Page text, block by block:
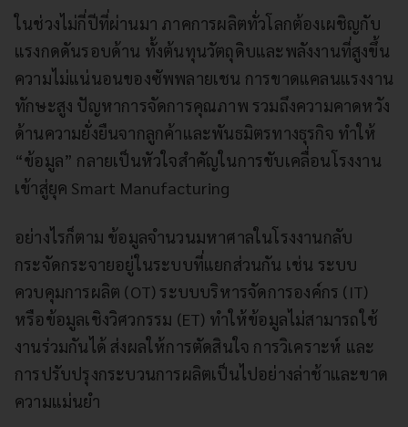
ในช่วงไม่กี่ปีที่ผ่านมา ภาคการผลิตทั่วโลกต้องเผชิญกับ
แรงกดดันรอบด้าน ทั้งต้นทุนวัตถุดิบและพลังงานที่สูงขึ้น
ความไม่แน่นอนของซัพพลายเชน การขาดแคลนแรงงาน
ทักษะสูง ปัญหาการจัดการคุณภาพ รวมถึงความคาดหวัง
ด้านความยั่งยืนจากลูกค้าและพันธมิตรทางธุรกิจ ทำให้
“ข้อมูล” กลายเป็นหัวใจสำคัญในการขับเคลื่อนโรงงาน
เข้าสู่ยุค Smart Manufacturing
อย่างไรก็ตาม ข้อมูลจำนวนมหาศาลในโรงงานกลับ
กระจัดกระจายอยู่ในระบบที่แยกส่วนกัน เช่น ระบบ
ควบคุมการผลิต (OT) ระบบบริหารจัดการองค์กร (IT)
หรือข้อมูลเชิงวิศวกรรม (ET) ทำให้ข้อมูลไม่สามารถใช้
งานร่วมกันได้ ส่งผลให้การตัดสินใจ การวิเคราะห์ และ
การปรับปรุงกระบวนการผลิตเป็นไปอย่างล่าช้าและขาด
ความแม่นยำ